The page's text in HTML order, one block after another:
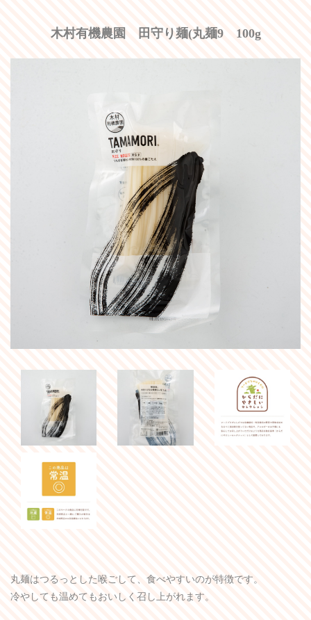
木村有機農園 田守り麺(丸麺9 100g
丸麺はつるっとした喉ごして、食べやすいのが特徴です。
冷やしても温めてもおいしく召し上がれます。